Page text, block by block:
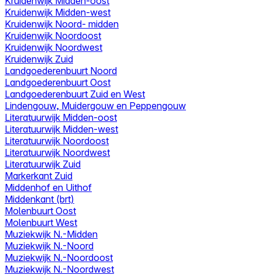
Kruidenwijk Midden-west
Kruidenwijk Noord- midden
Kruidenwijk Noordoost
Kruidenwijk Noordwest
Kruidenwijk Zuid
Landgoederenbuurt Noord
Landgoederenbuurt Oost
Landgoederenbuurt Zuid en West
Lindengouw, Muidergouw en Peppengouw
Literatuurwijk Midden-oost
Literatuurwijk Midden-west
Literatuurwijk Noordoost
Literatuurwijk Noordwest
Literatuurwijk Zuid
Markerkant Zuid
Middenhof en Uithof
Middenkant (brt)
Molenbuurt Oost
Molenbuurt West
Muziekwijk N.-Midden
Muziekwijk N.-Noord
Muziekwijk N.-Noordoost
Muziekwijk N.-Noordwest